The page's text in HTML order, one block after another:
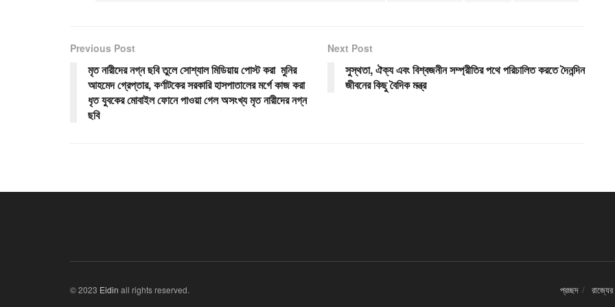
Previous Post
মৃত নারীদের নগ্ন ছবি তুলে সোশ্যাল মিডিয়ায় পোস্ট করা মুনির
আহমেদ গ্রেপ্তার, কর্ণাটকের সরকারি হাসপাতালের মর্গে কাজ করা
ধৃত যুবকের মোবাইল ফোনে পাওয়া গেল অসংখ্য মৃত নারীদের নগ্ন
ছবি
Next Post
সুস্থতা, ঐক্য এবং বিশ্বজনীন সম্প্রীতির পথে পরিচালিত করতে দৈনন্দিন
জীবনের কিছু বৈদিক মন্ত্র
প্রচ্ছদ
© 2023 Eidin all rights reserved.